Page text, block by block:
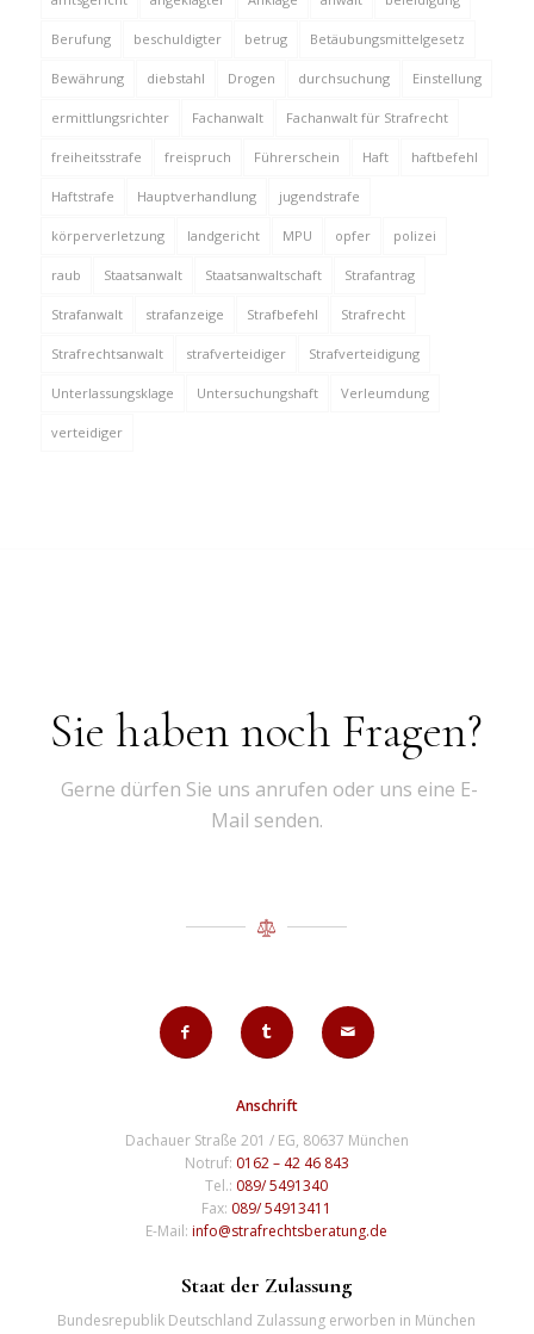
Berufung beschuldigter betrug Betäubungsmittelgesetz
Bewährung diebstahl Drogen durchsuchung Einstellung
ermittlungsrichter Fachanwalt Fachanwalt für Strafrecht
freiheitsstrafe freispruch Führerschein Haft haftbefehl
Haftstrafe Hauptverhandlung jugendstrafe
körperverletzung landgericht MPU opfer polizei
raub Staatsanwalt Staatsanwaltschaft Strafantrag
Strafanwalt strafanzeige Strafbefehl Strafrecht
Strafrechtsanwalt strafverteidiger Strafverteidigung
Unterlassungsklage Untersuchungshaft Verleumdung
verteidiger
Sie haben noch Fragen?
Gerne dürfen Sie uns anrufen oder uns eine E-
Mail senden.
Anschrift
Dachauer Straße 201 / EG, 80637 München
Notruf: 0162 – 42 46 843
Tel.: 089/ 5491340
Fax: 089/ 54913411
E-Mail:info@strafrechtsberatung.de
Staat der Zulassung
Bundesrepublik Deutschland Zulassung erworben in München